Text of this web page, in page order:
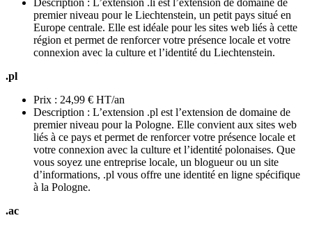
premier niveau pour le Liechtenstein, un petit pays situé en
Europe centrale. Elle est idéale pour les sites web liés à cette
région et permet de renforcer votre présence locale et votre
connexion avec la culture et l’identité du Liechtenstein.
.pl
Prix : 24,99 € HT/an
Description : L’extension .pl est l’extension de domaine de
premier niveau pour la Pologne. Elle convient aux sites web
liés à ce pays et permet de renforcer votre présence locale et
votre connexion avec la culture et l’identité polonaises. Que
vous soyez une entreprise locale, un blogueur ou un site
d’informations, .pl vous offre une identité en ligne spécifique
à la Pologne.
.ac